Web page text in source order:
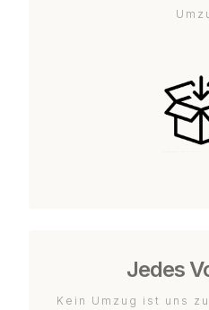
Jedes
Kein Umzug ist uns